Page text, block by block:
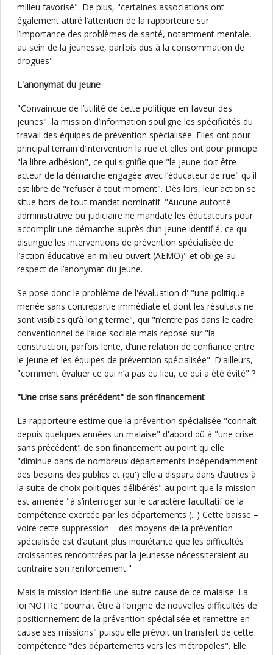
milieu favorisé". De plus, "certaines associations ont
également attiré l’attention de la rapporteure sur
l’importance des problèmes de santé, notamment mentale,
au sein de la jeunesse, parfois dus à la consommation de
drogues".
L'anonymat du jeune
"Convaincue de l’utilité de cette politique en faveur des
jeunes", la mission d’information souligne les spécificités du
travail des équipes de prévention spécialisée. Elles ont pour
principal terrain d’intervention la rue et elles ont pour principe
"la libre adhésion", ce qui signifie que "le jeune doit être
acteur de la démarche engagée avec l’éducateur de rue" qu'il
est libre de "refuser à tout moment". Dès lors, leur action se
situe hors de tout mandat nominatif. "Aucune autorité
administrative ou judiciaire ne mandate les éducateurs pour
accomplir une démarche auprès d’un jeune identifié, ce qui
distingue les interventions de prévention spécialisée de
l’action éducative en milieu ouvert (AEMO)" et oblige au
respect de l’anonymat du jeune.
Se pose donc le problème de l'évaluation d' "une politique
menée sans contrepartie immédiate et dont les résultats ne
sont visibles qu’à long terme", qui "n’entre pas dans le cadre
conventionnel de l’aide sociale mais repose sur "la
construction, parfois lente, d’une relation de confiance entre
le jeune et les équipes de prévention spécialisée". D'ailleurs,
"comment évaluer ce qui n’a pas eu lieu, ce qui a été évité" ?
"Une crise sans précédent" de son financement
La rapporteure estime que la prévention spécialisée "connaît
depuis quelques années un malaise" d'abord dû à "une crise
sans précédent" de son financement au point qu'elle
"diminue dans de nombreux départements indépendamment
des besoins des publics et (qu') elle a disparu dans d’autres à
la suite de choix politiques délibérés" au point que la mission
est amenée "à s’interroger sur le caractère facultatif de la
compétence exercée par les départements (...) Cette baisse –
voire cette suppression – des moyens de la prévention
spécialisée est d’autant plus inquiétante que les difficultés
croissantes rencontrées par la jeunesse nécessiteraient au
contraire son renforcement."
Mais la mission identifie une autre cause de ce malaise: La
loi NOTRe "pourrait être à l’origine de nouvelles difficultés de
positionnement de la prévention spécialisée et remettre en
cause ses missions" puisqu'elle prévoit un transfert de cette
compétence "des départements vers les métropoles". Elle